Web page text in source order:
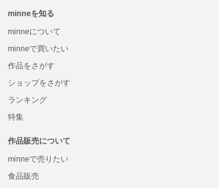
minneを知る
minneについて
minneで買いたい
作品をさがす
ショップをさがす
ランキング
特集
作品販売について
minneで売りたい
食品販売